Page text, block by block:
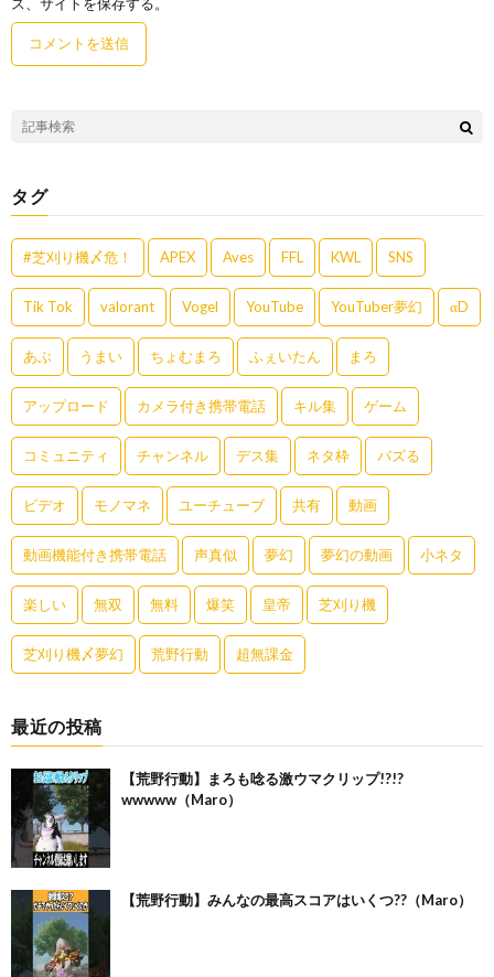
タグ
#芝刈り機〆危！ APEX Aves FFL KWL SNS
Tik Tok valorant Vogel YouTube YouTuber夢幻 αD
あぶ うまい ちょむまろ ふぇいたん まろ
アップロード カメラ付き携帯電話 キル集 ゲーム
コミュニティ チャンネル デス集 ネタ枠 バズる
ビデオ モノマネ ユーチューブ 共有 動画
動画機能付き携帯電話 声真似 夢幻 夢幻の動画 小ネタ
楽しい 無双 無料 爆笑 皇帝 芝刈り機
芝刈り機〆夢幻 荒野行動 超無課金
最近の投稿
【荒野行動】まろも唸る激ウマクリップ!?!?
wwwww（Maro）
【荒野行動】みんなの最高スコアはいくつ??（Maro）